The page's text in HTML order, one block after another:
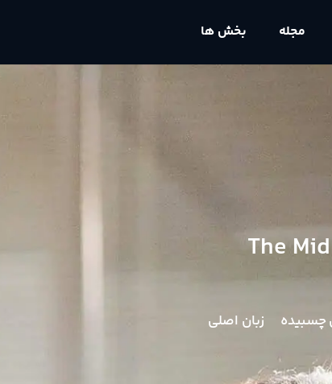
مجله بخش ها
The
چسبیده
زبان اصلی